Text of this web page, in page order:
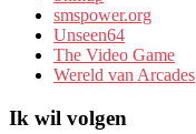
smspower.org
Unseen64
The Video Game
Wereld van Arcades
Ik wil volgen